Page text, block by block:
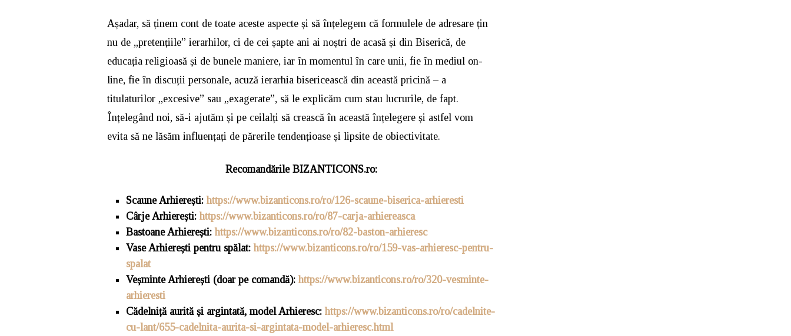
Așadar, să ținem cont de toate aceste aspecte și să înțelegem că formulele de adresare țin
nu de „pretențiile” ierarhilor, ci de cei șapte ani ai noștri de acasă și din Biserică, de
educația religioasă și de bunele maniere, iar în momentul în care unii, fie în mediul on-
line, fie în discuții personale, acuză ierarhia bisericească din această pricină – a
titulaturilor „excesive” sau „exagerate”, să le explicăm cum stau lucrurile, de fapt.
Înțelegând noi, să-i ajutăm și pe ceilalți să crească în această înțelegere și astfel vom
evita să ne lăsăm influențați de părerile tendențioase și lipsite de obiectivitate.
Recomandările BIZANTICONS.ro:
Scaune Arhierești: https://www.bizanticons.ro/ro/126-scaune-biserica-arhieresti
Cârje Arhierești: https://www.bizanticons.ro/ro/87-carja-arhiereasca
Bastoane Arhierești: https://www.bizanticons.ro/ro/82-baston-arhieresc
Vase Arhierești pentru spălat: https://www.bizanticons.ro/ro/159-vas-arhieresc-pentru-
spalat
Veșminte Arhierești (doar pe comandă): https://www.bizanticons.ro/ro/320-vesminte-
arhieresti
Cădelniță aurită și argintată, model Arhieresc: https://www.bizanticons.ro/ro/cadelnite-
cu-lant/655-cadelnita-aurita-si-argintata-model-arhieresc.html